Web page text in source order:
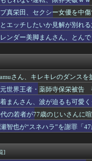
はもちろんだが、今熊本へ
卒の元大蔵官僚です。作家
のじいさんに喧嘩で負ける
ドル教えて
さん、お○ぱいを派手に揺ら
ー堀、ショートスリーパーで
こっわ！無理無理！」wwww
か見解が別れる六人衆ｗｗｗ
いうコスパ最強の喫煙方法←
イが、耳鼻科に耳洗浄しに
当選無効の裁決を受けた茨
4割値上げか・・・
スクワーク中に煙突が落下
、朝からおっぱい限界突破
「現在浮気している」「浮
だけで普通に使える
真栄田、セクシー女優を中
とエッチしたいか見解が別れ
レンダー美脚まんさん、とん
さん、キレキレのダンスを
世界王者・薬師寺保栄被告
着まんさん、波が迫るも可愛
代の若者が77歳のじいさんに
瀬智也が“スネハラ”を謝罪
]